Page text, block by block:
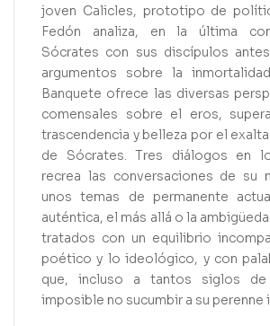
joven Calicles, prototipo de
Fedón analiza, en la última
Sócrates con sus discípulos
argumentos sobre la
Banquete ofrece las diversas
comensales sobre el eros,
trascendencia y belleza por el
de Sócrates. Tres diálogos en
recrea las conversaciones de su
unos temas de permanente
auténtica, el más allá o la
tratados con un equilibrio
poético y lo ideológico, y con
que, incluso a tantos siglos de
imposible no sucumbir a su perenne